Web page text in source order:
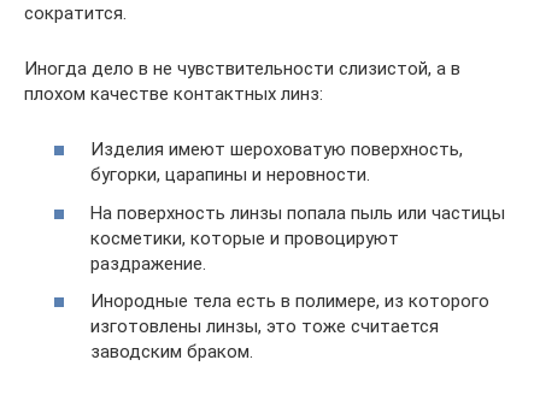
сократится.
Иногда дело в не чувствительности слизистой, а в
плохом качестве контактных линз:
Изделия имеют шероховатую поверхность,
бугорки, царапины и неровности.
На поверхность линзы попала пыль или частицы
косметики, которые и провоцируют
раздражение.
Инородные тела есть в полимере, из которого
изготовлены линзы, это тоже считается
заводским браком.